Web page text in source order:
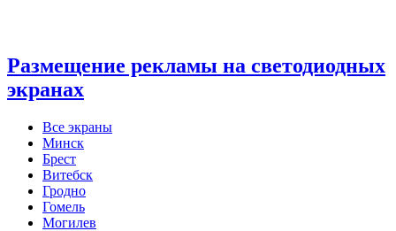
Размещение рекламы на светодиодных
экранах
Все экраны
Минск
Брест
Витебск
Гродно
Гомель
Могилев